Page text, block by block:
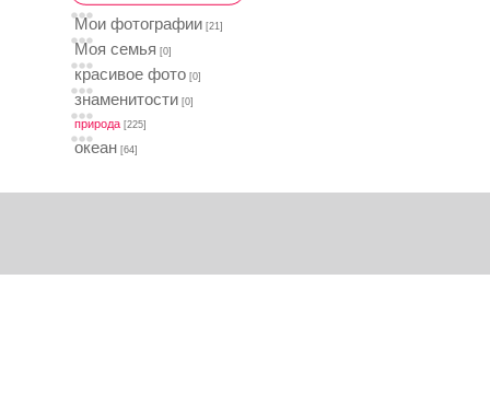
Мои фотографии [21]
Моя семья [0]
красивое фото [0]
знаменитости [0]
природа [225]
океан [64]